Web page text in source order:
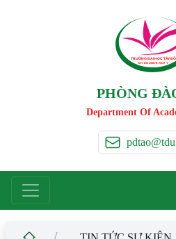
TRƯỜNG ĐẠI HỌC TÂY ĐÔ
TAY DO UNIVERSIT Y
PHÒNG
Department Of